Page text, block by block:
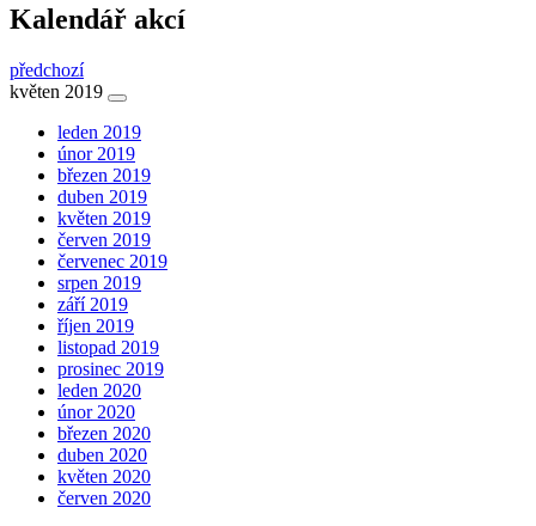
Kalendář akcí
předchozí
květen 2019
leden 2019
únor 2019
březen 2019
duben 2019
květen 2019
červen 2019
červenec 2019
srpen 2019
září 2019
říjen 2019
listopad 2019
prosinec 2019
leden 2020
únor 2020
březen 2020
duben 2020
květen 2020
červen 2020